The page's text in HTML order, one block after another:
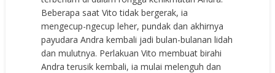
Beberapa saat Vito tidak bergerak, ia
mengecup-ngecup leher, pundak dan akhirnya
payudara Andra kembali jadi bulan-bulanan lidah
dan mulutnya. Perlakuan Vito membuat birahi
Andra terusik kembali, ia mulai melenguh dan